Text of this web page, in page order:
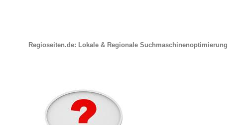
Regioseiten.de: Lokale & Regionale Suchmaschinenoptimierung